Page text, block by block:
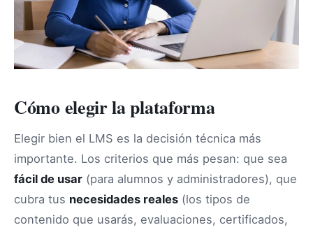
Cómo elegir la plataforma
Elegir bien el LMS es la decisión técnica más
importante. Los criterios que más pesan: que sea
fácil de usar (para alumnos y administradores), que
cubra tus necesidades reales (los tipos de
contenido que usarás, evaluaciones, certificados,